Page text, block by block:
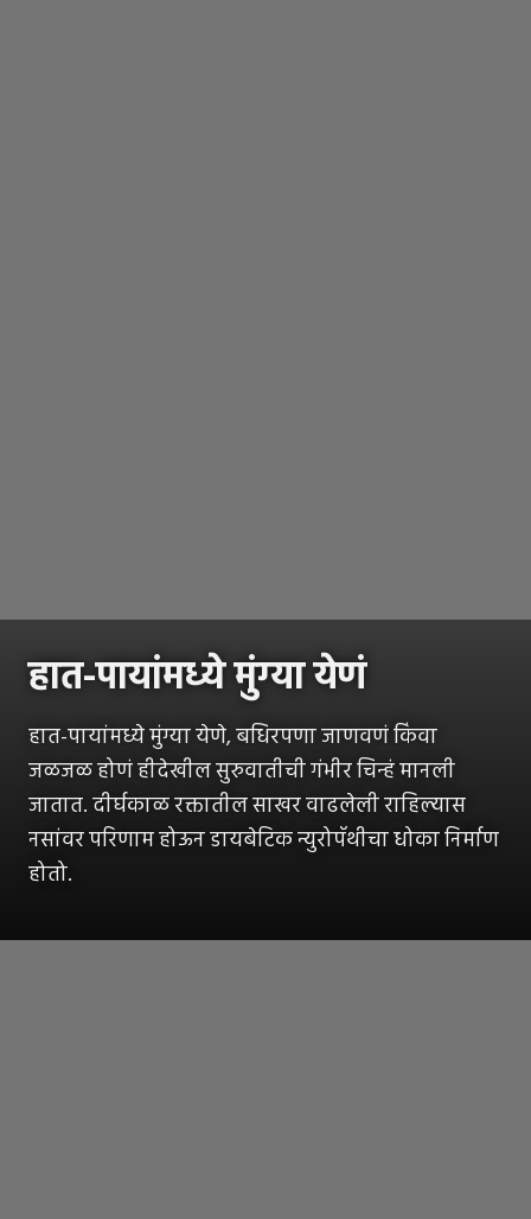
हात-पायांमध्ये मुंग्या येणं
हात-पायांमध्ये मुंग्या येणे, बधिरपणा जाणवणं किंवा
जळजळ होणं हीदेखील सुरुवातीची गंभीर चिन्हं मानली
जातात. दीर्घकाळ रक्तातील साखर वाढलेली राहिल्यास
नसांवर परिणाम होऊन डायबेटिक न्युरोपॅथीचा धोका निर्माण
होतो.